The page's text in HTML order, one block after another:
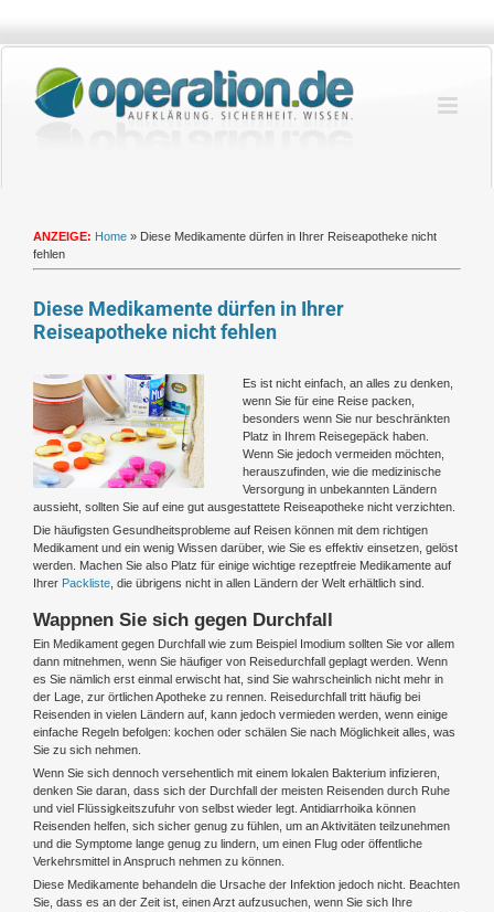
springen
ANZEIGE: Home » Diese Medikamente dürfen in Ihrer Reiseapotheke nicht
fehlen
Diese Medikamente dürfen in Ihrer
Reiseapotheke nicht fehlen
Zeige
grösseres
Es ist nicht einfach, an alles zu denken,
wenn Sie für eine Reise packen,
besonders wenn Sie nur beschränkten
Platz in Ihrem Reisegepäck haben.
Wenn Sie jedoch vermeiden möchten,
herauszufinden, wie die medizinische
Versorgung in unbekannten Ländern
aussieht, sollten Sie auf eine gut ausgestattete Reiseapotheke nicht verzichten.
Die häufigsten Gesundheitsprobleme auf Reisen können mit dem richtigen
Medikament und ein wenig Wissen darüber, wie Sie es effektiv einsetzen, gelöst
werden. Machen Sie also Platz für einige wichtige rezeptfreie Medikamente auf
Ihrer Packliste , die übrigens nicht in allen Ländern der Welt erhältlich sind.
Wappnen Sie sich gegen Durchfall
Ein Medikament gegen Durchfall wie zum Beispiel Imodium sollten Sie vor allem
dann mitnehmen, wenn Sie häufiger von Reisedurchfall geplagt werden. Wenn
es Sie nämlich erst einmal erwischt hat, sind Sie wahrscheinlich nicht mehr in
der Lage, zur örtlichen Apotheke zu rennen. Reisedurchfall tritt häufig bei
Reisenden in vielen Ländern auf, kann jedoch vermieden werden, wenn einige
einfache Regeln befolgen: kochen oder schälen Sie nach Möglichkeit alles, was
Sie zu sich nehmen.
Wenn Sie sich dennoch versehentlich mit einem lokalen Bakterium infizieren,
denken Sie daran, dass sich der Durchfall der meisten Reisenden durch Ruhe
und viel Flüssigkeitszufuhr von selbst wieder legt. Antidiarrhoika können
Reisenden helfen, sich sicher genug zu fühlen, um an Aktivitäten teilzunehmen
und die Symptome lange genug zu lindern, um einen Flug oder öffentliche
Verkehrsmittel in Anspruch nehmen zu können.
Diese Medikamente behandeln die Ursache der Infektion jedoch nicht. Beachten
Sie, dass es an der Zeit ist, einen Arzt aufzusuchen, wenn Sie sich Ihre